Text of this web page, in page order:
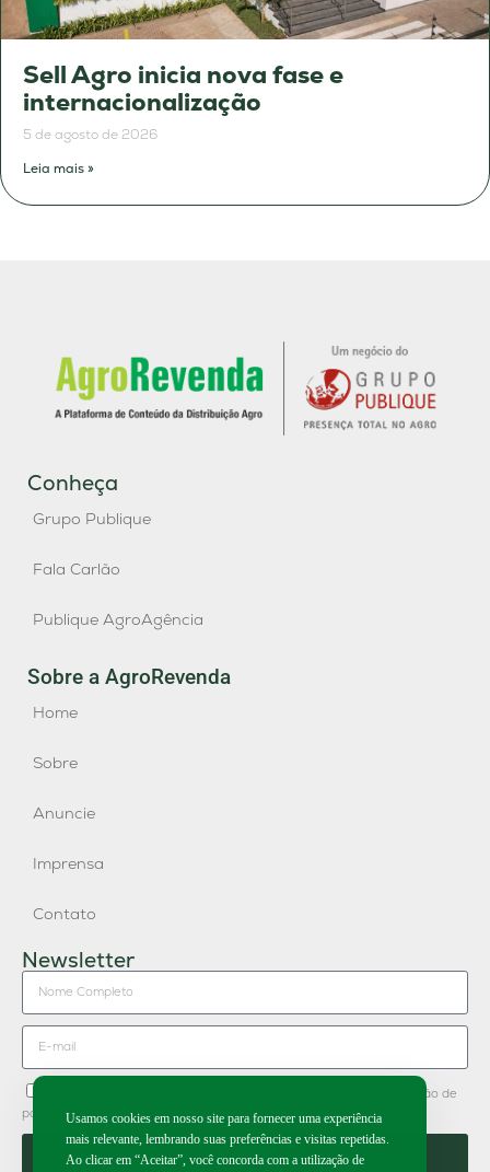
Sell Agro inicia nova fase e
internacionalização
5 de agosto de 2026
Leia mais »
Conheça
Grupo Publique
Fala Carlão
Publique AgroAgência
Sobre a AgroRevenda
Home
Sobre
Anuncie
Imprensa
Contato
Newsletter
Concordo em receber newsletter do Grupo Publique e divulgação de
parceiros.
Enviar
Usamos cookies em nosso site para fornecer uma experiência
mais relevante, lembrando suas preferências e visitas repetidas.
Ao clicar em “Aceitar”, você concorda com a utilização de